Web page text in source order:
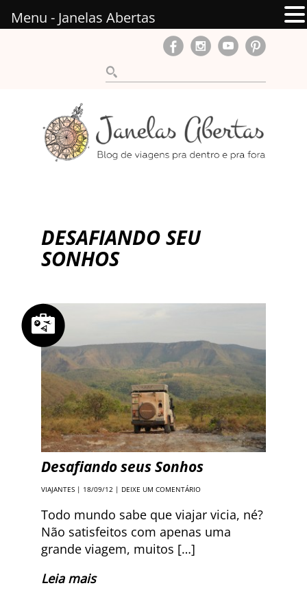
DESAFIANDO SEU
SONHOS
Desafiando seus Sonhos
VIAJANTES | 18/09/12 | DEIXE UM COMENTÁRIO
Todo mundo sabe que viajar vicia, né?
Não satisfeitos com apenas uma
grande viagem, muitos […]
Leia mais
Menu - Janelas Abertas